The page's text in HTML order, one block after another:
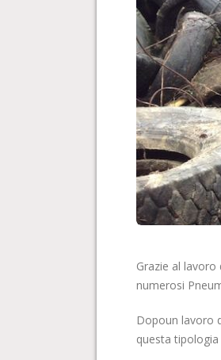
Grazie al
numerosi
Dopoun lavoro
questa